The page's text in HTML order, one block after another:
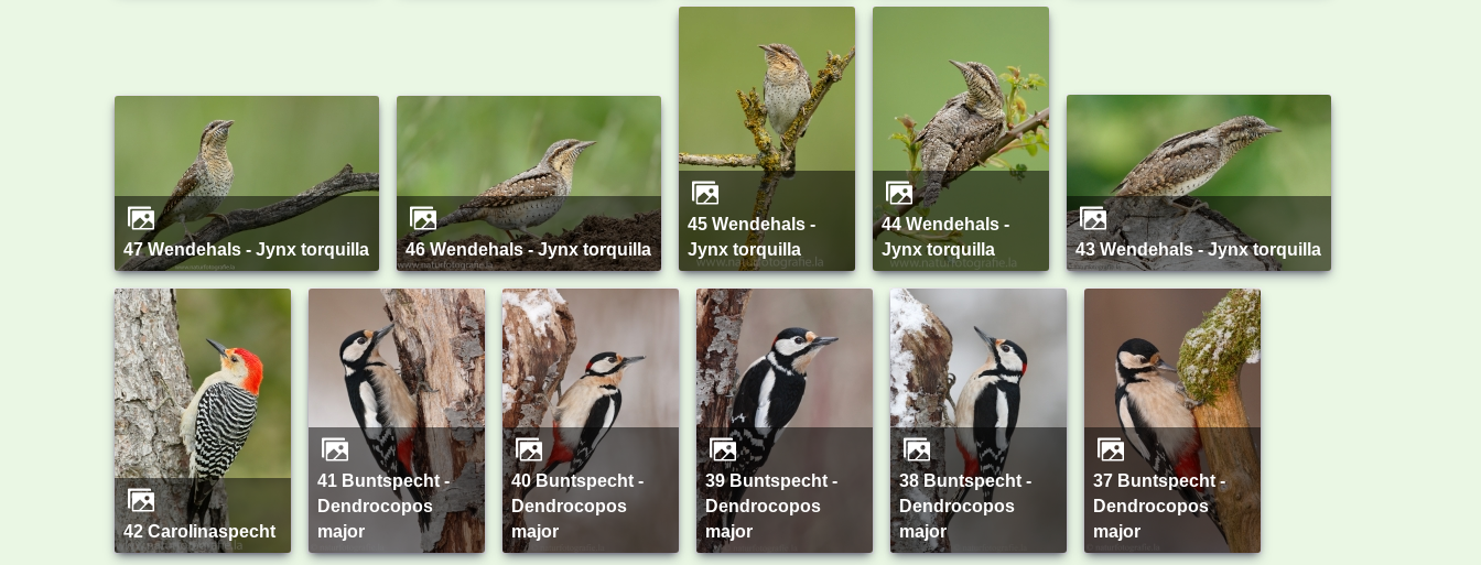
47 Wendehals - Jynx torquilla 46 Wendehals - Jynx torquilla
45 Wendehals -
Jynx torquilla
44 Wendehals -
Jynx torquilla
43 Wendehals - Jynx torquilla
42 Carolinaspecht
41 Buntspecht -
Dendrocopos
major
40 Buntspecht -
Dendrocopos
major
39 Buntspecht -
Dendrocopos
major
38 Buntspecht -
Dendrocopos
major
37 Buntspecht -
Dendrocopos
major